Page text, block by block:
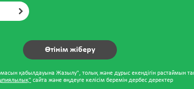
қабылдауына Жазылу", толық және дұрыс екендігін растаймын
сайта және өңдеуге келісім беремін дербес деректер